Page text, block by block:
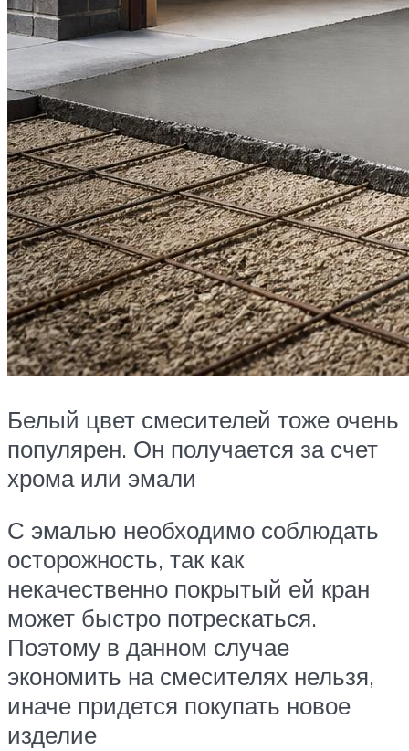
Белый цвет смесителей тоже очень
популярен. Он получается за счет
хрома или эмали
С эмалью необходимо соблюдать
осторожность, так как
некачественно покрытый ей кран
может быстро потрескаться.
Поэтому в данном случае
экономить на смесителях нельзя,
иначе придется покупать новое
изделие